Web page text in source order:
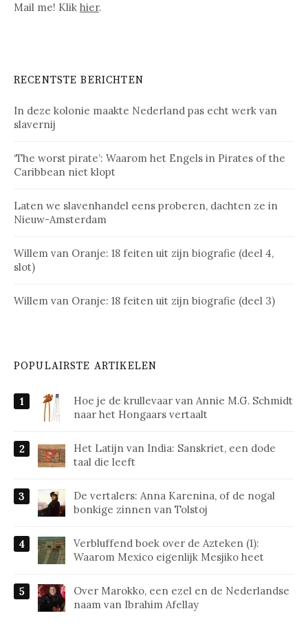
Mail me! Klik hier.
RECENTSTE BERICHTEN
In deze kolonie maakte Nederland pas echt werk van
slavernij
‘The worst pirate’: Waarom het Engels in Pirates of the
Caribbean niet klopt
Laten we slavenhandel eens proberen, dachten ze in
Nieuw-Amsterdam
Willem van Oranje: 18 feiten uit zijn biografie (deel 4,
slot)
Willem van Oranje: 18 feiten uit zijn biografie (deel 3)
POPULAIRSTE ARTIKELEN
Hoe je de krullevaar van Annie M.G. Schmidt
naar het Hongaars vertaalt
Het Latijn van India: Sanskriet, een dode
taal die leeft
De vertalers: Anna Karenina, of de nogal
bonkige zinnen van Tolstoj
Verbluffend boek over de Azteken (1):
Waarom Mexico eigenlijk Mesjiko heet
Over Marokko, een ezel en de Nederlandse
naam van Ibrahim Afellay